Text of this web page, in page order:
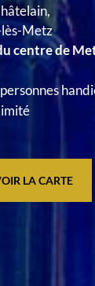
Metz
centre de
LA CARTE